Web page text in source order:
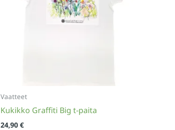
Vaatteet
Kukikko Graffiti Big t-paita
24,90 €